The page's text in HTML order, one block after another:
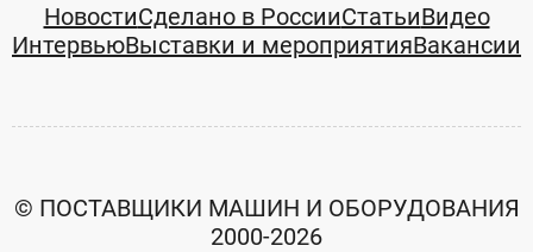
НовостиСделано в РоссииСтатьиВидео
ИнтервьюВыставки и мероприятияВакансии
© ПОСТАВЩИКИ МАШИН И ОБОРУДОВАНИЯ
2000-2026